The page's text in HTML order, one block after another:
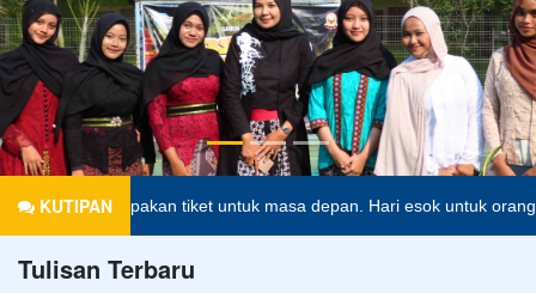
KUTIPANtiket untuk masa depan. Hari esok untuk orang-orang
Tulisan Terbaru